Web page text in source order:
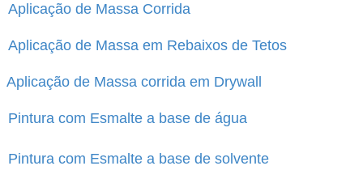
Aplicação de Massa Corrida
Aplicação de Massa em Rebaixos de Tetos
Aplicação de Massa corrida em Drywall
Pintura com Esmalte a base de água
Pintura com Esmalte a base de solvente